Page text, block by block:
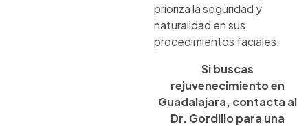
prioriza la seguridad y
naturalidad en sus
procedimientos faciales.
Si buscas
rejuvenecimiento en
Guadalajara, contacta al
Dr. Gordillo para una